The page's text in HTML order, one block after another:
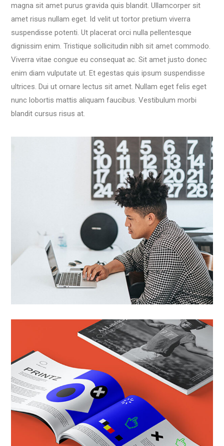
magna sit amet purus gravida quis blandit. Ullamcorper sit
amet risus nullam eget. Id velit ut tortor pretium viverra
suspendisse potenti. Ut placerat orci nulla pellentesque
dignissim enim. Tristique sollicitudin nibh sit amet commodo.
Viverra vitae congue eu consequat ac. Sit amet justo donec
enim diam vulputate ut. Et egestas quis ipsum suspendisse
ultrices. Dui ut ornare lectus sit amet. Nullam eget felis eget
nunc lobortis mattis aliquam faucibus. Vestibulum morbi
blandit cursus risus at.